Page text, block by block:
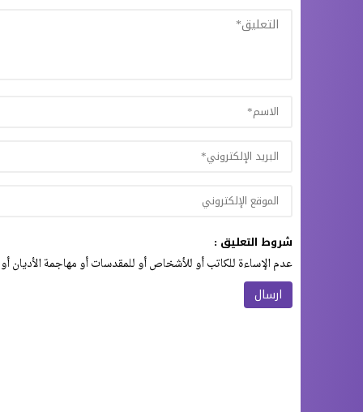
شروط التعليق :
عدم الإساءة للكاتب أو للأشخاص أو للمقدسات أو مهاجمة الأديان